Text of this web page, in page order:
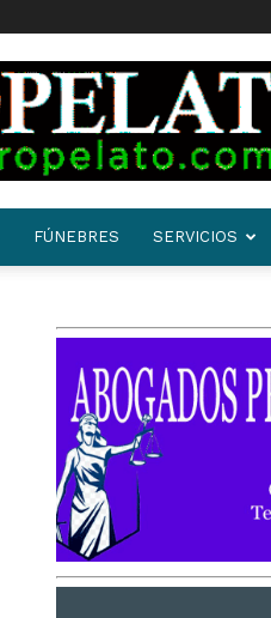
FÚNEBRES SERVICIOS